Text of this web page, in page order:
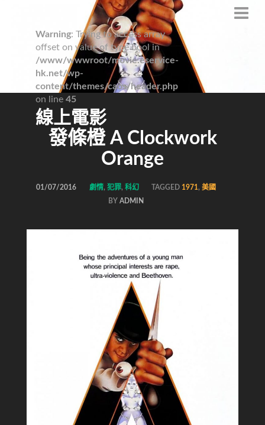
Warning: Trying to access array
offset on value of type bool in
/www/wwwroot/movie.eservice-
hk.net/wp-
content/themes/caos/header.php
on line 45
線上電影
發條橙 A Clockwork
Orange
01/07/2016 劇情, 犯罪, 科幻 TAGGED 1971,美國
BYADMIN